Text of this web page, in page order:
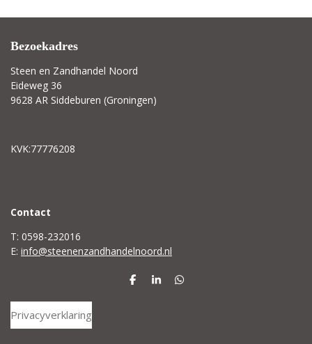
Bezoekadres
Steen en Zandhandel Noord
Eideweg 36
9628 AR Siddeburen (Groningen)
KVK:77776208
Contact
T: 0598-232016
E: info@steenenzandhandelnoord.nl
D
S
D
Privacyverklaring